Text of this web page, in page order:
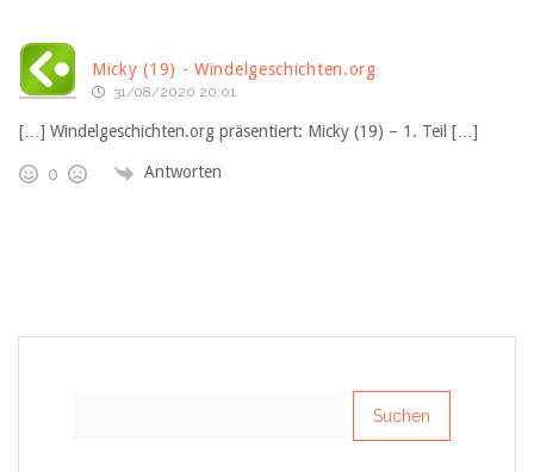
Micky (19) - Windelgeschichten.org
31/08/2020 20:01
[…] Windelgeschichten.org präsentiert: Micky (19) – 1. Teil […]
0 Antworten